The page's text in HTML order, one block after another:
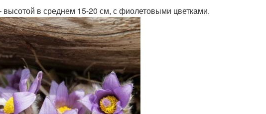
в среднем 15-20 см, с фиолетовыми цветками.